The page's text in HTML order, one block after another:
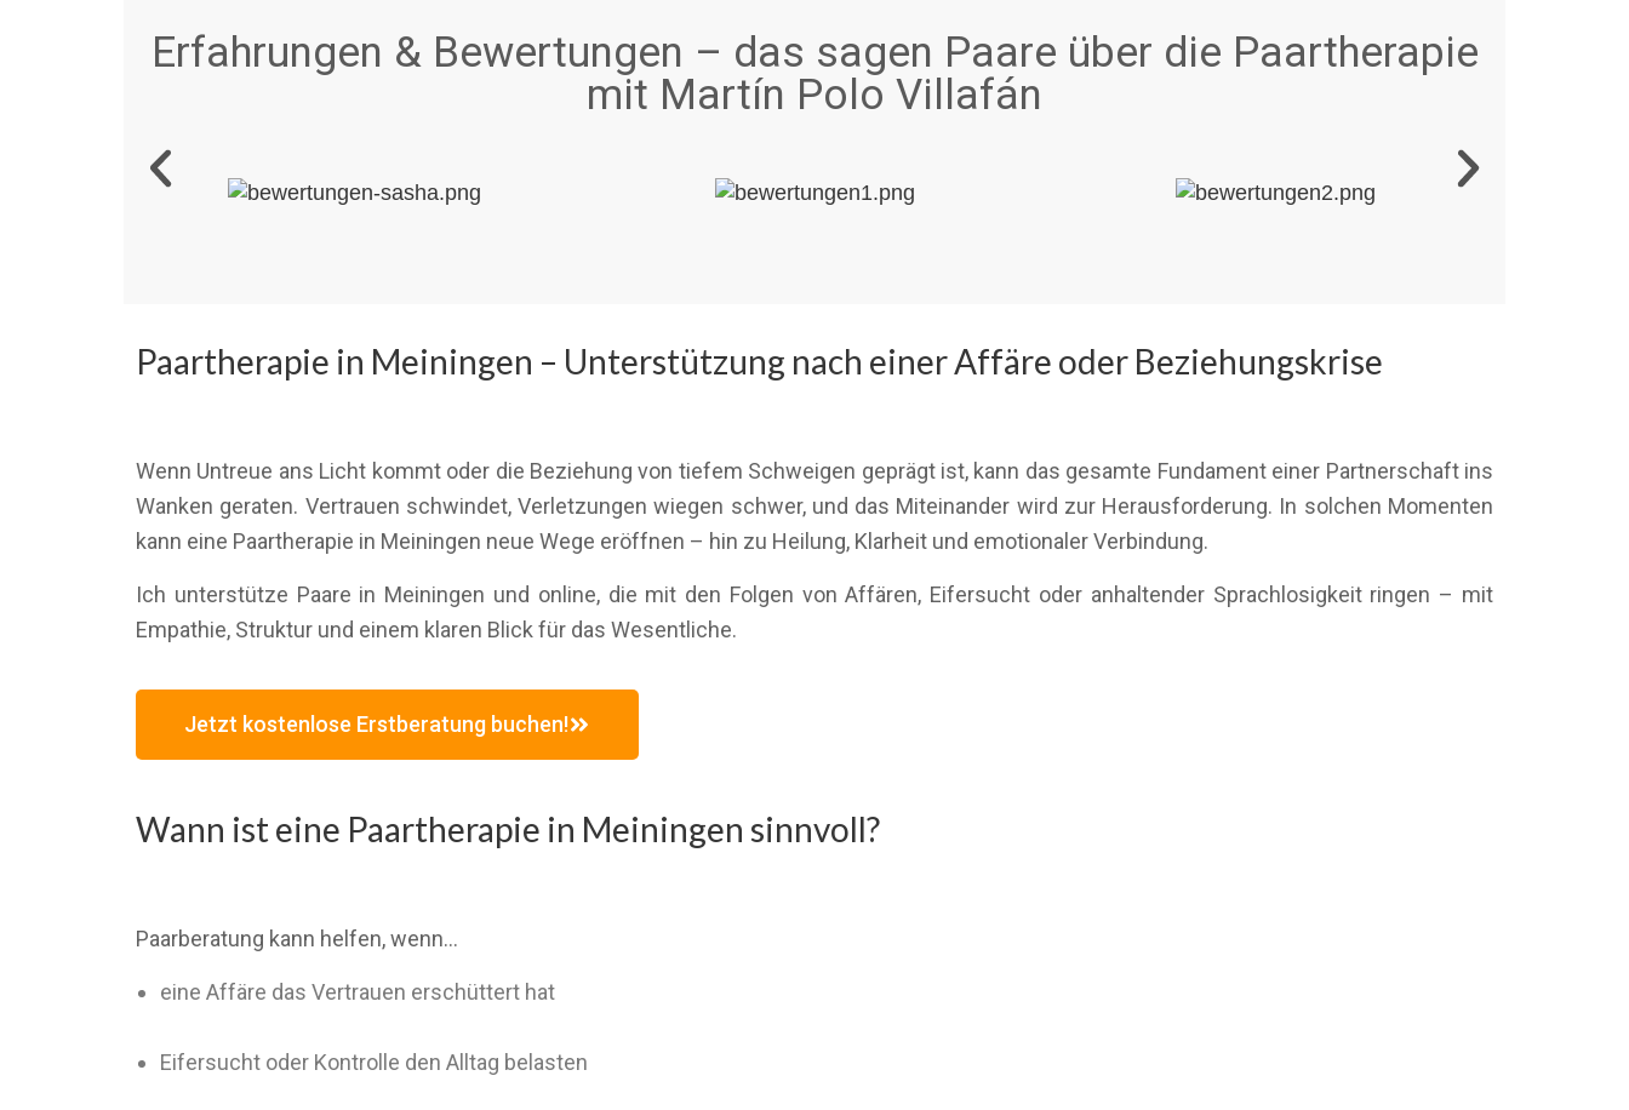
Erfahrungen & Bewertungen – das sagen Paare über die Paartherapie
mit Martín Polo Villafán
Paartherapie in Meiningen – Unterstützung nach einer Affäre oder Beziehungskrise
Wenn Untreue ans Licht kommt oder die Beziehung von tiefem Schweigen geprägt ist, kann das gesamte Fundament einer Partnerschaft ins
Wanken geraten. Vertrauen schwindet, Verletzungen wiegen schwer, und das Miteinander wird zur Herausforderung. In solchen Momenten
kann eine Paartherapie in Meiningen neue Wege eröffnen – hin zu Heilung, Klarheit und emotionaler Verbindung.
Ich unterstütze Paare in Meiningen und online, die mit den Folgen von Affären, Eifersucht oder anhaltender Sprachlosigkeit ringen – mit
Empathie, Struktur und einem klaren Blick für das Wesentliche.
Jetzt kostenlose Erstberatung buchen!
Wann ist eine Paartherapie in Meiningen sinnvoll?
Paarberatung kann helfen, wenn…
eine Affäre das Vertrauen erschüttert hat
Eifersucht oder Kontrolle den Alltag belasten